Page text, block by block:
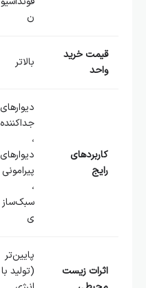
ن
قیمت خرید
واحد
بالاتر
کاربردهای
رایج
دیوارهای
جداکننده
،
دیوارهای
پیرامونی
،
سبک‌ساز
ی
اثرات زیست
پایین‌تر
(تولید با